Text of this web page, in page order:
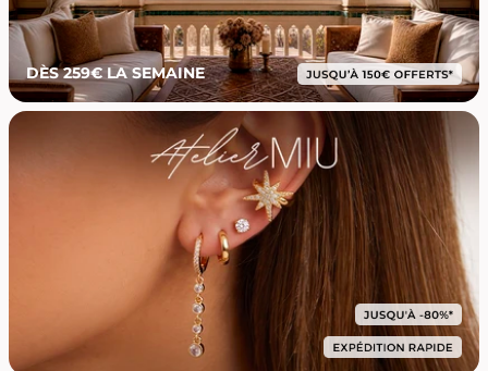
DÈS 259€ LA SEMAINE